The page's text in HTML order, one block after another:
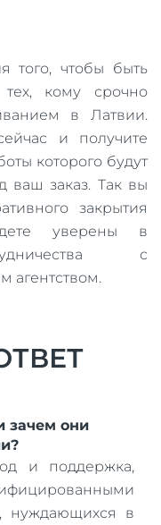
того, чтобы быть
кому срочно
в Латвии.
и получите
которого будут
ваш заказ. Так вы
закрытия
уверены в
с
агентством.
зачем они
и поддержка,
нуждающихся в